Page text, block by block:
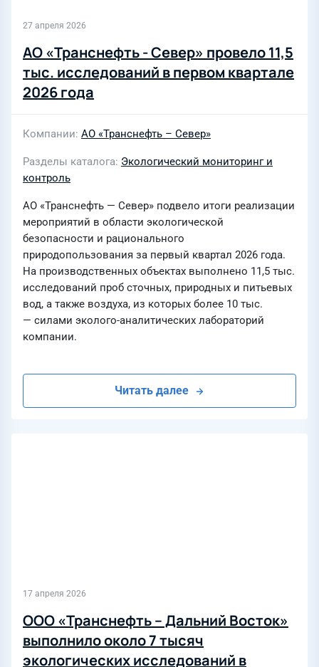
27 апреля 2026
АО «Транснефть - Север» провело 11,5
тыс. исследований в первом квартале
2026 года
Компании АО «Транснефть – Север»
Разделы каталога Экологический мониторинг и
контроль
АО «Транснефть — Север» подвело итоги реализации
мероприятий в области экологической
безопасности и рационального
природопользования за первый квартал 2026 года.
На производственных объектах выполнено 11,5 тыс.
исследований проб сточных, природных и питьевых
вод, а также воздуха, из которых более 10 тыс.
— силами эколого-аналитических лабораторий
компании.
Читать далее
17 апреля 2026
ООО «Транснефть – Дальний Восток»
выполнило около 7 тысяч
экологических исследований в